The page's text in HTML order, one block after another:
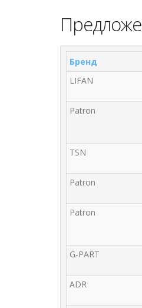
Бренд
LIFAN
Patron
TSN
Patron
Patron
G-PART
ADR